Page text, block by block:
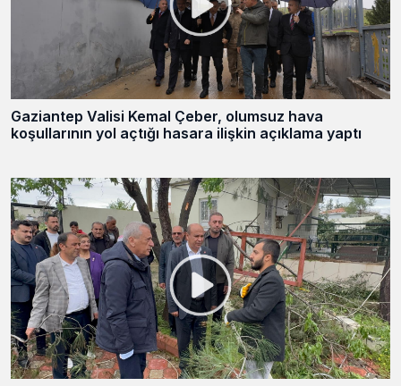
Gaziantep Valisi Kemal Çeber, olumsuz hava
koşullarının yol açtığı hasara ilişkin açıklama yaptı